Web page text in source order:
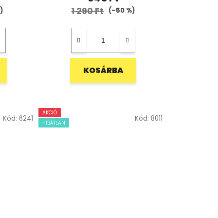
1 290 Ft (–50 %)
KOSÁRBA
Kód: 6241
AKCIÓ
HIBÁTLAN
Kód: 8011